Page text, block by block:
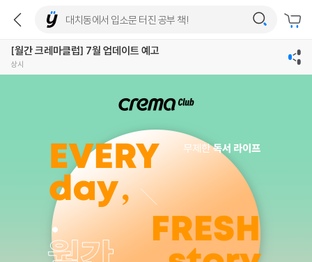
[월간 크레마클럽] 7월 업데이트 예고
상시